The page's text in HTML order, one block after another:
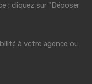
: cliquez sur "Déposer
à votre agence ou